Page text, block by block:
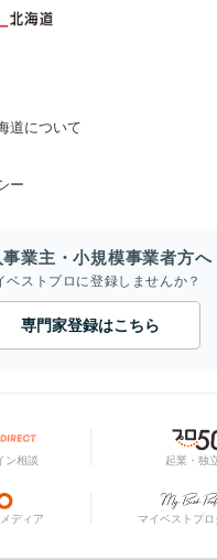
道について
ー
事業主・小規模事業者方へ
ベストプロに登録しませんか？
専門家登録はこちら
ン相談 起業・独
ディア マイベストプ